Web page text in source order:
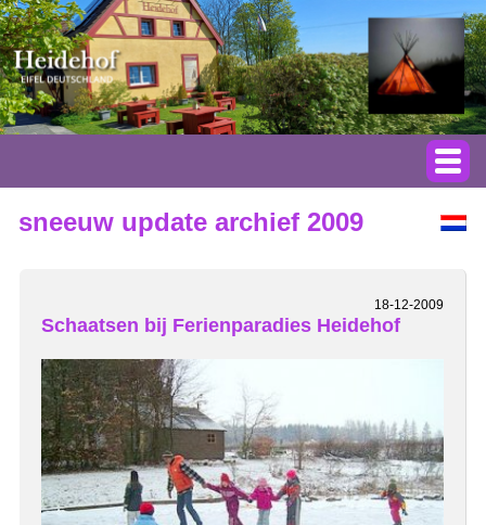
sneeuw update archief 2009
18-12-2009
Schaatsen bij Ferienparadies Heidehof